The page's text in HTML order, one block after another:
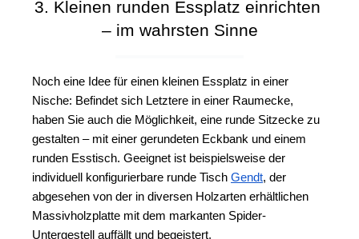
3. Kleinen runden Essplatz einrichten
– im wahrsten Sinne
Noch eine Idee für einen kleinen Essplatz in einer
Nische: Befindet sich Letztere in einer Raumecke,
haben Sie auch die Möglichkeit, eine runde Sitzecke zu
gestalten – mit einer gerundeten Eckbank und einem
runden Esstisch. Geeignet ist beispielsweise der
individuell konfigurierbare runde Tisch Gendt, der
abgesehen von der in diversen Holzarten erhältlichen
Massivholzplatte mit dem markanten Spider-
Untergestell auffällt und begeistert.